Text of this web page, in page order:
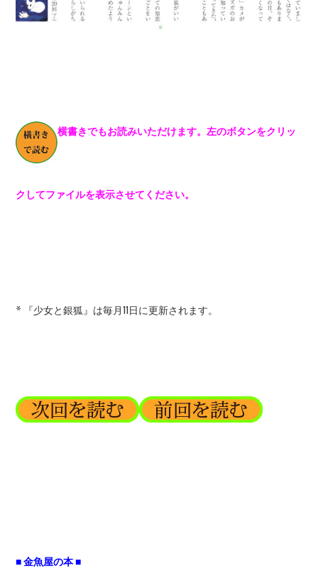
横書きでもお読みいただけます。左のボタンをクリッ
クしてファイルを表示させてください。
* 『少女と銀狐』は毎月11日に更新されます。
■ 金魚屋の本 ■